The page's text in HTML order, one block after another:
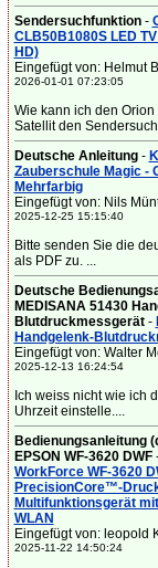
Sendersuchfunktion-
CLB50B1080S LED
HD)
Eingefügt von: Helmut
2026-01-01 07:23:05
Wie kann ich den
Satellit den
Deutsche Anleitung-
Zauberschule Magic -
Mehrfarbig
Eingefügt von: Nils
2025-12-25 15:15:40
Bitte senden Sie die
als PDF zu. ...
Deutsche
MEDISANA 51430
Blutdruckmessgerät-
Handgelenk-
Eingefügt von: Walter
2025-12-13 16:24:54
Ich weiss nicht wie ich
Uhrzeit einstelle....
Bedienungsanleitung
EPSON WF-3620 DWF
WorkForce WF-3620
PrecisionCore™-
Multifunktionsgerät
WLAN
Eingefügt von: leopold
2025-11-22 14:50:24